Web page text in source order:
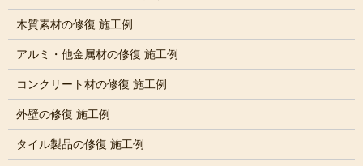
木質素材の修復 施工例
アルミ・他金属材の修復 施工例
コンクリート材の修復 施工例
外壁の修復 施工例
タイル製品の修復 施工例